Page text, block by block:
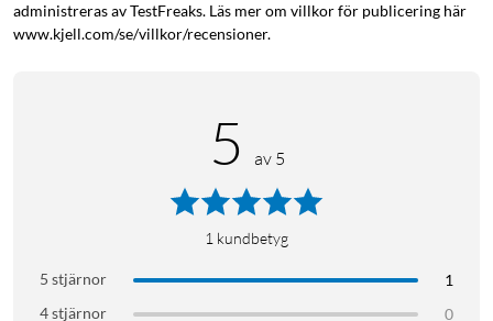
efter TV:ns diagonalmått. 55-tumsslingan rekommenderas för
TV-apparater på 55 till 60 tum.
Fungerar med Alexa, Google Home, Apple HomeKit, Samsung
administreras av TestFreaks. Läs mer om villkor för publicering här
www.kjell.com/se/villkor/recensioner.
5 av 5
1 kundbetyg
5 stjärnor
1
4 stjärnor
0